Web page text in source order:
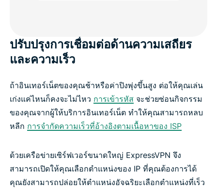
ปรับปรุงการเชื่อมต่อด้านความเสถียร
และความเร็ว
ถ้าอินเทอร์เน็ตของคุณช้าหรือค่าปิงพุ่งขึ้นสูง ต่อให้คุณเล่น
เก่งแค่ไหนก็คงจะไม่ไหว การเข้ารหัส จะช่วยซ่อนกิจกรรม
ของคุณจากผู้ให้บริการอินเทอร์เน็ต ทำให้คุณสามารถหลบ
หลีก การจำกัดความเร็วที่อ้างอิงตามเนื้อหาของ ISP
ด้วยเครือข่ายเซิร์ฟเวอร์ขนาดใหญ่ ExpressVPN จึง
สามารถเปิดให้คุณเลือกตำแหน่งของ IP ที่คุณต้องการได้
คุณยังสามารถปล่อยให้ตำแหน่งอัจฉริยะเลือกตำแหน่งที่เร็ว